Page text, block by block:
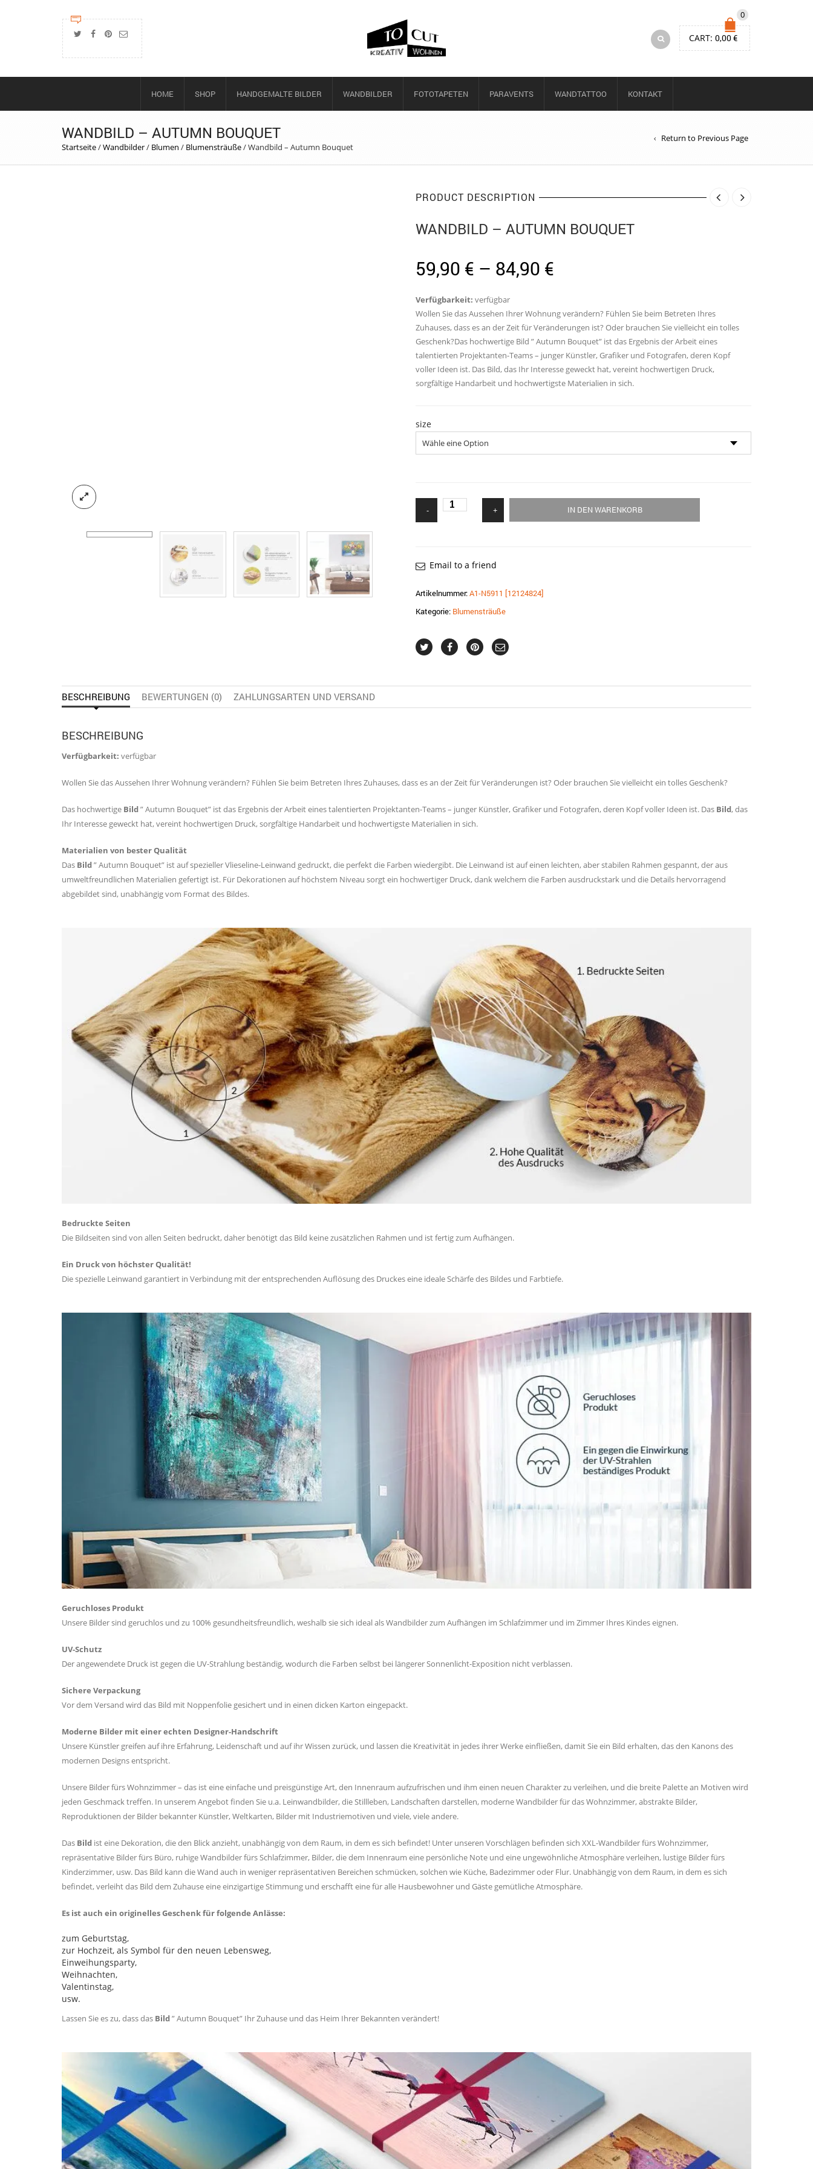
0
CART: 0,00€
HOME SHOP HANDGEMALTE BILDER WANDBILDER FOTOTAPETEN PARAVENTS WANDTATTOO KONTAKT
WANDBILD – AUTUMN BOUQUET
Startseite/Wandbilder/ Blumen / Blumensträuße/Wandbild – Autumn Bouquet
Return to Previous Page
PRODUCT DESCRIPTION
WANDBILD – AUTUMN BOUQUET
59,90 € – 84,90 €
Verfügbarkeit: verfügbar
Wollen Sie das Aussehen Ihrer Wohnung verändern? Fühlen Sie beim Betreten Ihres
Zuhauses, dass es an der Zeit für Veränderungen ist? Oder brauchen Sie vielleicht ein tolles
Geschenk?Das hochwertige Bild ” Autumn Bouquet” ist das Ergebnis der Arbeit eines
talentierten Projektanten-Teams – junger Künstler, Grafiker und Fotografen, deren Kopf
voller Ideen ist. Das Bild, das Ihr Interesse geweckt hat, vereint hochwertigen Druck,
sorgfältige Handarbeit und hochwertigste Materialien in sich.
size
-
Wandbild
-
+ IN DEN WARENKORB
Email to a friend
Artikelnummer:A1-N5911 [12124824]
Kategorie: Blumensträuße
BESCHREIBUNG BEWERTUNGEN (0) ZAHLUNGSARTEN UND VERSAND
BESCHREIBUNG
Verfügbarkeit: verfügbar
Wollen Sie das Aussehen Ihrer Wohnung verändern? Fühlen Sie beim Betreten Ihres Zuhauses, dass es an der Zeit für Veränderungen ist? Oder brauchen Sie vielleicht ein tolles Geschenk?
Das hochwertige Bild” Autumn Bouquet” ist das Ergebnis der Arbeit eines talentierten Projektanten-Teams – junger Künstler, Grafiker und Fotografen, deren Kopf voller Ideen ist. Das Bild, das
Ihr Interesse geweckt hat, vereint hochwertigen Druck, sorgfältige Handarbeit und hochwertigste Materialien in sich.
Materialien von bester Qualität
Das Bild” Autumn Bouquet” ist auf spezieller Vlieseline-Leinwand gedruckt, die perfekt die Farben wiedergibt. Die Leinwand ist auf einen leichten, aber stabilen Rahmen gespannt, der aus
umweltfreundlichen Materialien gefertigt ist. Für Dekorationen auf höchstem Niveau sorgt ein hochwertiger Druck, dank welchem die Farben ausdruckstark und die Details hervorragend
abgebildet sind, unabhängig vom Format des Bildes.
Bedruckte Seiten
Die Bildseiten sind von allen Seiten bedruckt, daher benötigt das Bild keine zusätzlichen Rahmen und ist fertig zum Aufhängen.
Ein Druck von höchster Qualität!
Die spezielle Leinwand garantiert in Verbindung mit der entsprechenden Auflösung des Druckes eine ideale Schärfe des Bildes und Farbtiefe.
Geruchloses Produkt
Unsere Bilder sind geruchlos und zu 100% gesundheitsfreundlich, weshalb sie sich ideal als Wandbilder zum Aufhängen im Schlafzimmer und im Zimmer Ihres Kindes eignen.
UV-Schutz
Der angewendete Druck ist gegen die UV-Strahlung beständig, wodurch die Farben selbst bei längerer Sonnenlicht-Exposition nicht verblassen.
Sichere Verpackung
Vor dem Versand wird das Bild mit Noppenfolie gesichert und in einen dicken Karton eingepackt.
Moderne Bilder mit einer echten Designer-Handschrift
Unsere Künstler greifen auf ihre Erfahrung, Leidenschaft und auf ihr Wissen zurück, und lassen die Kreativität in jedes ihrer Werke einfließen, damit Sie ein Bild erhalten, das den Kanons des
modernen Designs entspricht.
Unsere Bilder fürs Wohnzimmer – das ist eine einfache und preisgünstige Art, den Innenraum aufzufrischen und ihm einen neuen Charakter zu verleihen, und die breite Palette an Motiven wird
jeden Geschmack treffen. In unserem Angebot finden Sie u.a. Leinwandbilder, die Stillleben, Landschaften darstellen, moderne Wandbilder für das Wohnzimmer, abstrakte Bilder,
Reproduktionen der Bilder bekannter Künstler, Weltkarten, Bilder mit Industriemotiven und viele, viele andere.
Das Bild ist eine Dekoration, die den Blick anzieht, unabhängig von dem Raum, in dem es sich befindet! Unter unseren Vorschlägen befinden sich XXL-Wandbilder fürs Wohnzimmer,
repräsentative Bilder fürs Büro, ruhige Wandbilder fürs Schlafzimmer, Bilder, die dem Innenraum eine persönliche Note und eine ungewöhnliche Atmosphäre verleihen, lustige Bilder fürs
Kinderzimmer, usw. Das Bild kann die Wand auch in weniger repräsentativen Bereichen schmücken, solchen wie Küche, Badezimmer oder Flur. Unabhängig von dem Raum, in dem es sich
befindet, verleiht das Bild dem Zuhause eine einzigartige Stimmung und erschafft eine für alle Hausbewohner und Gäste gemütliche Atmosphäre.
Es ist auch ein originelles Geschenk für folgende Anlässe:
zum Geburtstag,
zur Hochzeit, als Symbol für den neuen Lebensweg,
Einweihungsparty,
Weihnachten,
Valentinstag,
usw.
Lassen Sie es zu, dass das Bild” Autumn Bouquet” Ihr Zuhause und das Heim Ihrer Bekannten verändert!